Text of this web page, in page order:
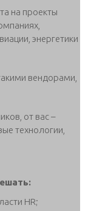
на проекты
энергетики
вендорами,
от вас –
технологии,
HR;